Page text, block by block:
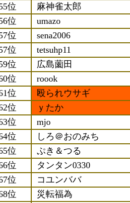
位
麻神雀太郎
位
umazo
位
sena2006
位
tetsuhp11
位
広島薗田
位
roook
位
殴られウサギ
位
ｙたか
位
mjo
位
しろ＠おのみち
位
ぷき＆つる
位
タンタン0330
位
コユンババ
位
災転福為